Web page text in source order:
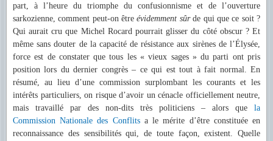
part, à l’heure du triomphe du confusionnisme et de l’ouverture
sarkozienne, comment peut-on êtreévidemment sûrde qui que ce soit ?
Qui aurait cru que Michel Rocard pourrait glisser du côté obscur ? Et
même sans douter de la capacité de résistance aux sirènes de l’Élysée,
force est de constater que tous les « vieux sages » du parti ont pris
position lors du dernier congrès – ce qui est tout à fait normal. En
résumé, au lieu d’une commission surplombant les courants et les
intérêts particuliers, on risque d’avoir un cénacle officiellement neutre,
mais travaillé par des non-dits très politiciens – alors que la
Commission Nationale des Conflitsa le mérite d’être constituée en
reconnaissance des sensibilités qui, de toute façon, existent. Quelle